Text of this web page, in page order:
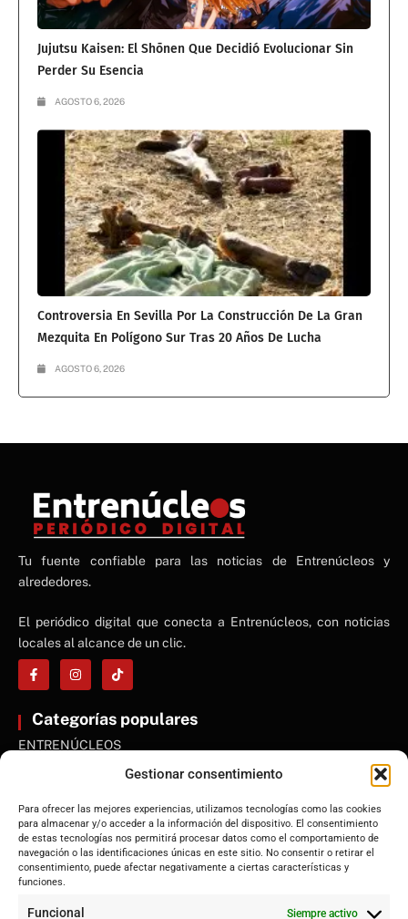
Gestionar consentimiento
Para ofrecer las mejores experiencias, utilizamos tecnologías como las cookies
para almacenar y/o acceder a la información del dispositivo. El consentimiento
de estas tecnologías nos permitirá procesar datos como el comportamiento de
navegación o las identificaciones únicas en este sitio. No consentir o retirar el
consentimiento, puede afectar negativamente a ciertas características y
funciones.
Funcional Siempre activo
Jujutsu Kaisen: El Shōnen Que Decidió Evolucionar Sin
Perder Su Esencia
AGOSTO 6, 2026
Controversia En Sevilla Por La Construcción De La Gran
Mezquita En Polígono Sur Tras 20 Años De Lucha
AGOSTO 6, 2026
NE
NEWS ELEMENTOR
Tu fuente confiable para las noticias de Entrenúcleos y
alrededores.
El periódico digital que conecta a Entrenúcleos, con noticias
locales al alcance de un clic.
Categorías populares
ENTRENÚCLEOS
Andalucía
Internacional
Tecnología